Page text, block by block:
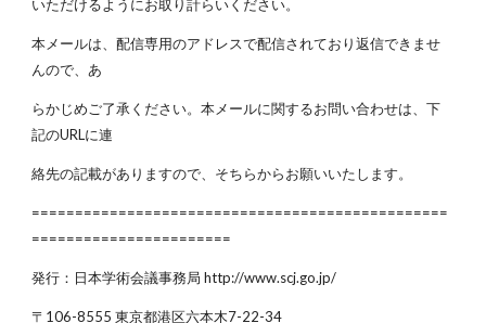
いただけるようにお取り計らいください。
本メールは、配信専用のアドレスで配信されており返信できませ
んので、あ
らかじめご了承ください。本メールに関するお問い合わせは、下
記のURLに連
絡先の記載がありますので、そちらからお願いいたします。
================================================
=======================
発行：日本学術会議事務局 http://www.scj.go.jp/
〒106-8555 東京都港区六本木7-22-34